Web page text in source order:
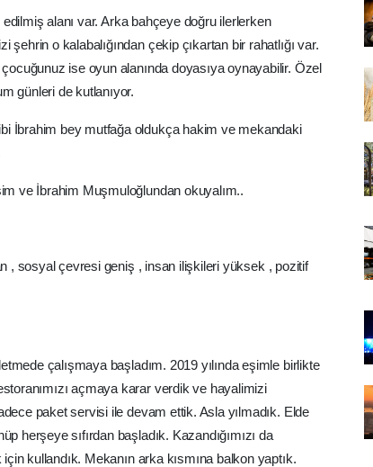
alanı var. Arka bahçeye doğru ilerlerken
o kalabalığından çekip çıkartan bir rahatlığı var.
ise oyun alanında doyasıya oynayabilir. Özel
günleri de kutlanıyor.
İbrahim bey mutfağa oldukça hakim ve mekandaki
ve İbrahim Muşmuloğlundan okuyalım..
, sosyal çevresi geniş , insan ilişkileri yüksek , pozitif
çalışmaya başladım. 2019 yılında eşimle birlikte
açmaya karar verdik ve hayalimizi
paket servisi ile devam ettik. Asla yılmadık. Elde
herşeye sıfırdan başladık. Kazandığımızı da
kullandık. Mekanın arka kısmına balkon yaptık.